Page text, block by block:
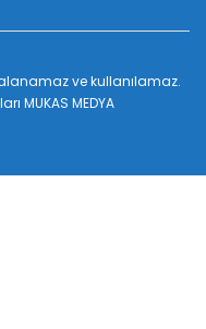
ve kullanılamaz.
MUKAS MEDYA